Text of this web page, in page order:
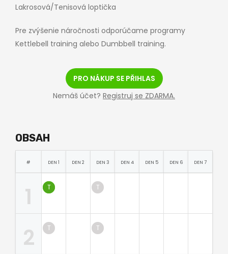
Lakrosová/Tenisová loptička
Pre zvýšenie náročnosti odporúčame programy
Kettlebell training alebo Dumbbell training.
PRO NÁKUP SE PŘIHLAS
Nemáš účet? Registruj se ZDARMA.
OBSAH
# DEN 1 DEN 2 DEN 3 DEN 4 DEN 5 DEN 6 DEN 7
1
2